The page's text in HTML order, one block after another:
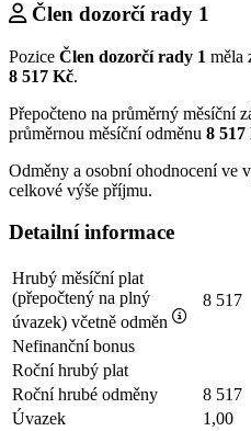
Člen dozorčí rady 1
Pozice Člen dozorčí rady 1 měla
8 517 Kč.
Přepočteno na průměrný měsíční
průměrnou měsíční odměnu 8 517
Odměny a osobní ohodnocení ve
celkové výše příjmu.
Detailní informace
Hrubý měsíční plat
(přepočtený na plný
úvazek) včetně odměn
8 517
Nefinanční bonus
Roční hrubý plat
Roční hrubé odměny
8 517
Úvazek
1,00